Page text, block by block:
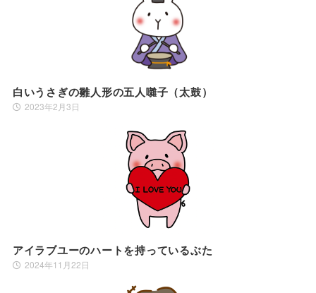
白いうさぎの雛人形の五人囃子（太鼓）
2023年2月3日
アイラブユーのハートを持っているぶた
2024年11月22日